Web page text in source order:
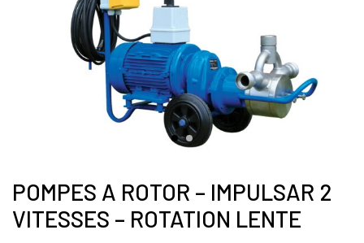
POMPES A ROTOR – IMPULSAR 2
VITESSES – ROTATION LENTE